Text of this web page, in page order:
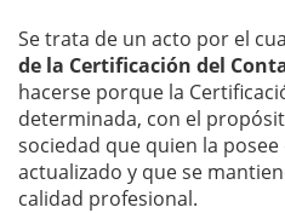
Se trata de un acto por el
de la Certificación del
hacerse porque la
determinada, con el
sociedad que quien la
actualizado y que se
calidad profesional.